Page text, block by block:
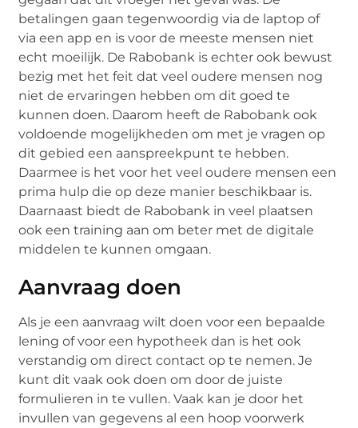
betalingen gaan tegenwoordig via de laptop of
via een app en is voor de meeste mensen niet
echt moeilijk. De Rabobank is echter ook bewust
bezig met het feit dat veel oudere mensen nog
niet de ervaringen hebben om dit goed te
kunnen doen. Daarom heeft de Rabobank ook
voldoende mogelijkheden om met je vragen op
dit gebied een aanspreekpunt te hebben.
Daarmee is het voor het veel oudere mensen een
prima hulp die op deze manier beschikbaar is.
Daarnaast biedt de Rabobank in veel plaatsen
ook een training aan om beter met de digitale
middelen te kunnen omgaan.
Aanvraag doen
Als je een aanvraag wilt doen voor een bepaalde
lening of voor een hypotheek dan is het ook
verstandig om direct contact op te nemen. Je
kunt dit vaak ook doen om door de juiste
formulieren in te vullen. Vaak kan je door het
invullen van gegevens al een hoop voorwerk